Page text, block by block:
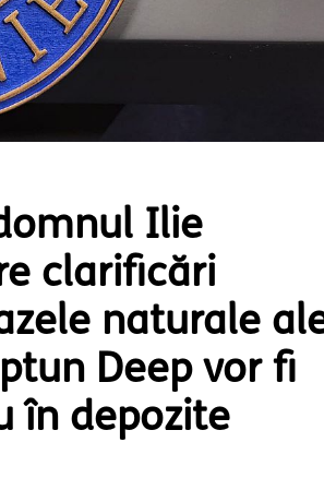
Ilie
clarificări
naturale
Deep vor fi
în depozite